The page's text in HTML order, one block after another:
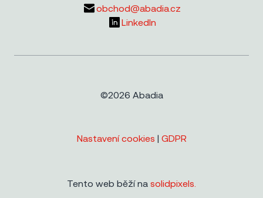
obchod@abadia.cz
LinkedIn
©2026 Abadia
Nastavení cookies | GDPR
Tento web běží na solidpixels.